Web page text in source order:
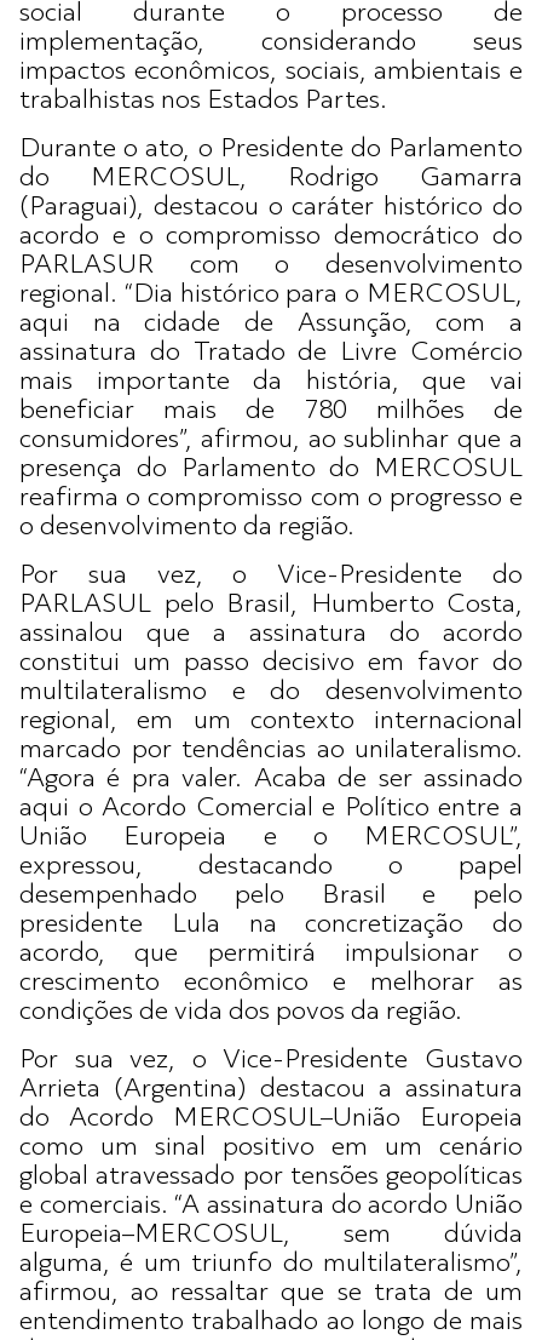
social durante o processo de
implementação, considerando seus
impactos econômicos, sociais, ambientais e
trabalhistas nos Estados Partes.
Durante o ato, o Presidente do Parlamento
do MERCOSUL, Rodrigo Gamarra
(Paraguai), destacou o caráter histórico do
acordo e o compromisso democrático do
PARLASUR com o desenvolvimento
regional. “Dia histórico para o MERCOSUL,
aqui na cidade de Assunção, com a
assinatura do Tratado de Livre Comércio
mais importante da história, que vai
beneficiar mais de 780 milhões de
consumidores”, afirmou, ao sublinhar que a
presença do Parlamento do MERCOSUL
reafirma o compromisso com o progresso e
o desenvolvimento da região.
Por sua vez, o Vice-Presidente do
PARLASUL pelo Brasil, Humberto Costa,
assinalou que a assinatura do acordo
constitui um passo decisivo em favor do
multilateralismo e do desenvolvimento
regional, em um contexto internacional
marcado por tendências ao unilateralismo.
“Agora é pra valer. Acaba de ser assinado
aqui o Acordo Comercial e Político entre a
União Europeia e o MERCOSUL”,
expressou, destacando o papel
desempenhado pelo Brasil e pelo
presidente Lula na concretização do
acordo, que permitirá impulsionar o
crescimento econômico e melhorar as
condições de vida dos povos da região.
Por sua vez, o Vice-Presidente Gustavo
Arrieta (Argentina) destacou a assinatura
do Acordo MERCOSUL–União Europeia
como um sinal positivo em um cenário
global atravessado por tensões geopolíticas
e comerciais. “A assinatura do acordo União
Europeia–MERCOSUL, sem dúvida
alguma, é um triunfo do multilateralismo”,
afirmou, ao ressaltar que se trata de um
entendimento trabalhado ao longo de mais